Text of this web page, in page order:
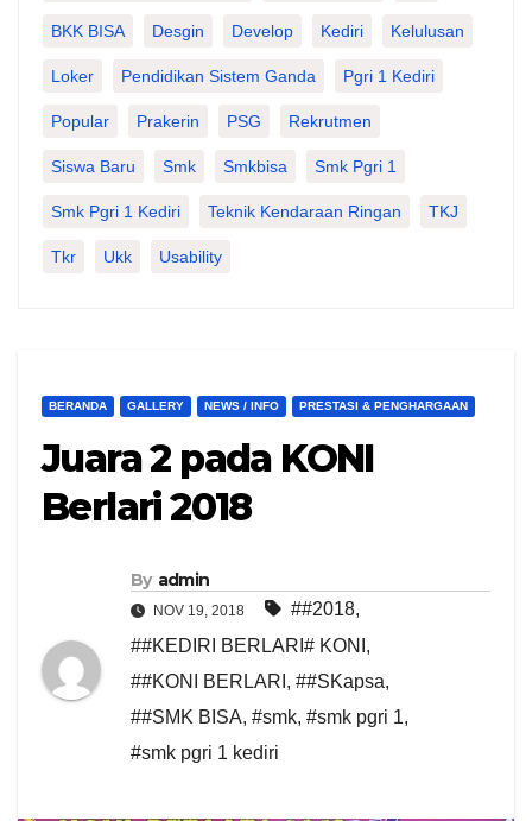
BKK BISA Desgin Develop Kediri Kelulusan
Loker Pendidikan Sistem Ganda Pgri 1 Kediri
Popular Prakerin PSG Rekrutmen
Siswa Baru Smk Smkbisa Smk Pgri 1
Smk Pgri 1 Kediri Teknik Kendaraan Ringan TKJ
Tkr Ukk Usability
BERANDA GALLERY NEWS / INFO PRESTASI & PENGHARGAAN
Juara 2 pada KONI
Berlari 2018
By admin
NOV 19, 2018 ##2018,
##KEDIRI BERLARI# KONI ,
##KONI BERLARI , ##SKapsa,
##SMK BISA, #smk, #smk pgri 1,
#smk pgri 1 kediri